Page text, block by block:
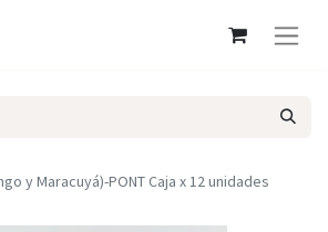
y Maracuyá)-PONT Caja x 12 unidades